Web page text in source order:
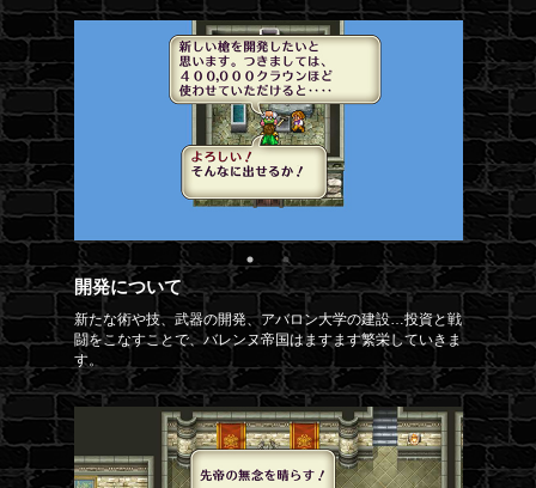
開発について
新たな術や技、武器の開発、アバロン大学の建設…投資と戦
闘をこなすことで、バレンヌ帝国はますます繁栄していきま
す。